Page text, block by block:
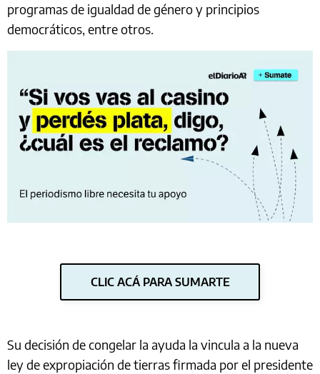
programas de igualdad de género y principios
democráticos, entre otros.
CLIC ACÁ PARA SUMARTE
Su decisión de congelar la ayuda la vincula a la nueva
ley de expropiación de tierras firmada por el presidente